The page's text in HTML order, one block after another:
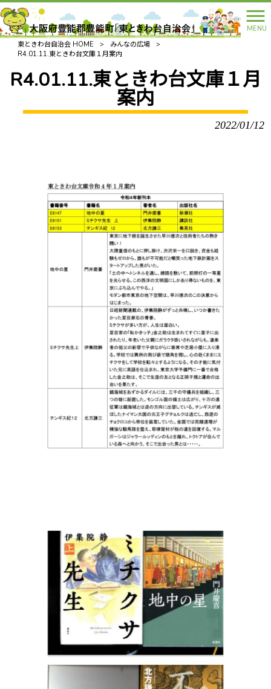
MENU
東ときわ台自治会 HOME
> みんなの広場
>
R4.01.11.東ときわ台文庫１月案内
R4.01.11.東ときわ台文庫１月
案内
2022/01/12